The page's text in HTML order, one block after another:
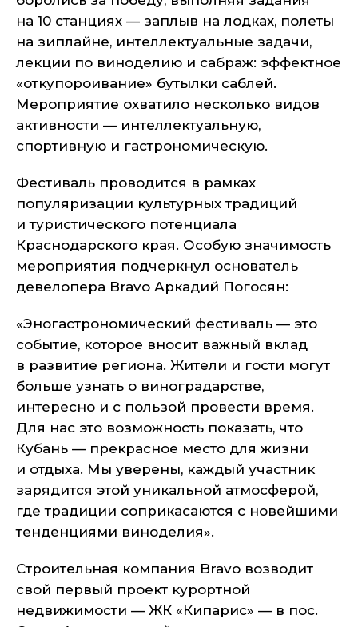
на 10 станциях — заплыв на лодках, полеты
на зиплайне, интеллектуальные задачи,
лекции по виноделию и сабраж: эффектное
«откупороивание» бутылки саблей.
Мероприятие охватило несколько видов
активности — интеллектуальную,
спортивную и гастрономическую.
Фестиваль проводится в рамках
популяризации культурных традиций
и туристического потенциала
Краснодарского края. Особую значимость
мероприятия подчеркнул основатель
девелопера Bravo Аркадий Погосян:
«Эногастрономический фестиваль — это
событие, которое вносит важный вклад
в развитие региона. Жители и гости могут
больше узнать о виноградарстве,
интересно и с пользой провести время.
Для нас это возможность показать, что
Кубань — прекрасное место для жизни
и отдыха. Мы уверены, каждый участник
зарядится этой уникальной атмосферой,
где традиции соприкасаются с новейшими
тенденциями виноделия».
Строительная компания Bravo возводит
свой первый проект курортной
недвижимости — ЖК «Кипарис» — в пос.